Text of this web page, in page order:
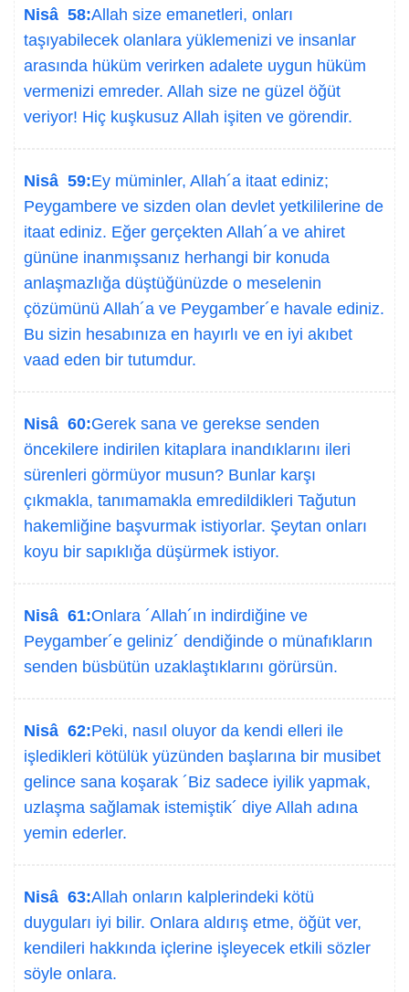
Nisâ 58:Allah size emanetleri, onları
taşıyabilecek olanlara yüklemenizi ve insanlar
arasında hüküm verirken adalete uygun hüküm
vermenizi emreder. Allah size ne güzel öğüt
veriyor! Hiç kuşkusuz Allah işiten ve görendir.
Nisâ 59:Ey müminler, Allah´a itaat ediniz;
Peygambere ve sizden olan devlet yetkililerine de
itaat ediniz. Eğer gerçekten Allah´a ve ahiret
gününe inanmışsanız herhangi bir konuda
anlaşmazlığa düştüğünüzde o meselenin
çözümünü Allah´a ve Peygamber´e havale ediniz.
Bu sizin hesabınıza en hayırlı ve en iyi akıbet
vaad eden bir tutumdur.
Nisâ 60:Gerek sana ve gerekse senden
öncekilere indirilen kitaplara inandıklarını ileri
sürenleri görmüyor musun? Bunlar karşı
çıkmakla, tanımamakla emredildikleri Tağutun
hakemliğine başvurmak istiyorlar. Şeytan onları
koyu bir sapıklığa düşürmek istiyor.
Nisâ 61:Onlara ´Allah´ın indirdiğine ve
Peygamber´e geliniz´ dendiğinde o münafıkların
senden büsbütün uzaklaştıklarını görürsün.
Nisâ 62:Peki, nasıl oluyor da kendi elleri ile
işledikleri kötülük yüzünden başlarına bir musibet
gelince sana koşarak ´Biz sadece iyilik yapmak,
uzlaşma sağlamak istemiştik´ diye Allah adına
yemin ederler.
Nisâ 63:Allah onların kalplerindeki kötü
duyguları iyi bilir. Onlara aldırış etme, öğüt ver,
kendileri hakkında içlerine işleyecek etkili sözler
söyle onlara.